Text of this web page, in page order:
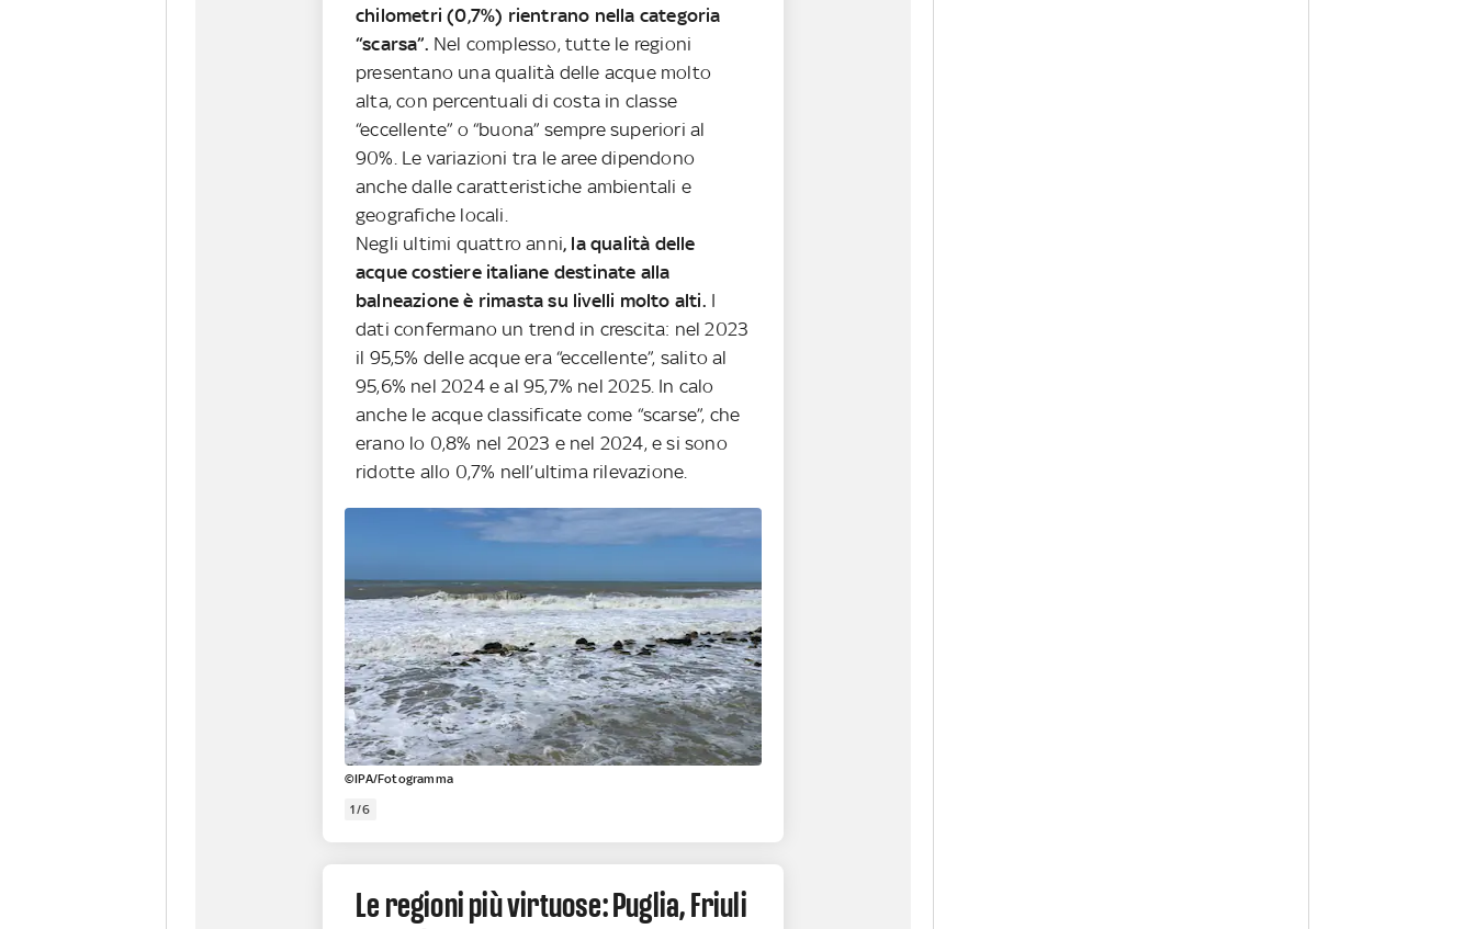
chilometri (0,7%) rientrano nella categoria
“scarsa”. Nel complesso, tutte le regioni
presentano una qualità delle acque molto
alta, con percentuali di costa in classe
“eccellente” o “buona” sempre superiori al
90%. Le variazioni tra le aree dipendono
anche dalle caratteristiche ambientali e
geografiche locali.
Negli ultimi quattro anni, la qualità delle
acque costiere italiane destinate alla
balneazione è rimasta su livelli molto alti. I
dati confermano un trend in crescita: nel 2023
il 95,5% delle acque era “eccellente”, salito al
95,6% nel 2024 e al 95,7% nel 2025. In calo
anche le acque classificate come “scarse”, che
erano lo 0,8% nel 2023 e nel 2024, e si sono
ridotte allo 0,7% nell’ultima rilevazione.
©IPA/Fotogramma
1/6
Le regioni più virtuose: Puglia, Friuli